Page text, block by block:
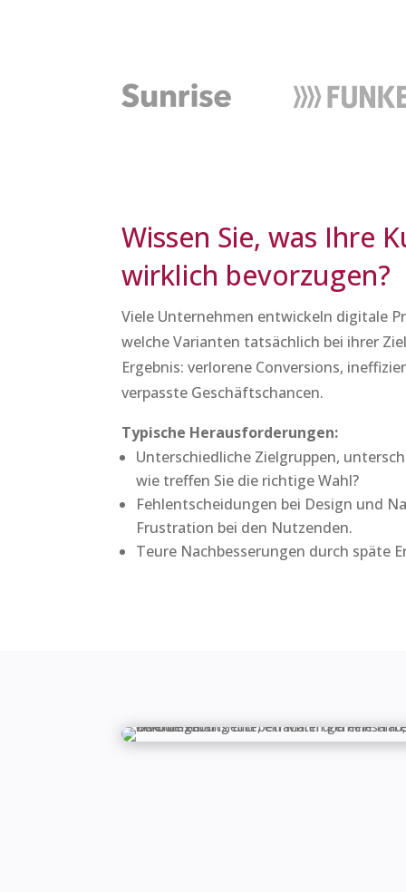
Wissen Sie, was Ihre
wirklich bevorzugen?
Viele Unternehmen entwickeln digitale
welche Varianten tatsächlich bei ihrer
Ergebnis: verlorene Conversions,
verpasste Geschäftschancen.
Typische Herausforderungen:
Unterschiedliche Zielgruppen,
wie treffen Sie die richtige Wahl?
Fehlentscheidungen bei Design und
Frustration bei den Nutzenden.
Teure Nachbesserungen durch späte